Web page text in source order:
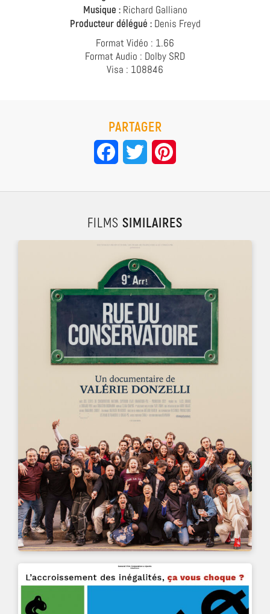
PARTAGER
Facebook Twitter
Musique : Richard Galliano
Producteur délégué : Denis Freyd
Format Vidéo : 1.66
Format Audio : Dolby SRD
Visa : 108846
FILMS SIMILAIRES
UN FILM DE
VALÉRIE DONZELLI